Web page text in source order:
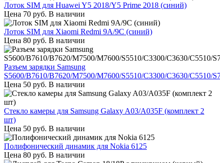
Лоток SIM для Huawei Y5 2018/Y5 Prime 2018 (синий)
Цена 70 руб. В наличии
Лоток SIM для Xiaomi Redmi 9A/9C (синий)
Цена 80 руб. В наличии
Разъем зарядки Samsung
S5600/B7610/B7620/M7500/M7600/S5510/C3300/C3630/C5510/
Цена 50 руб. В наличии
Стекло камеры для Samsung Galaxy A03/A035F (комплект 2
шт)
Цена 50 руб. В наличии
Полифонический динамик для Nokia 6125
Цена 80 руб. В наличии